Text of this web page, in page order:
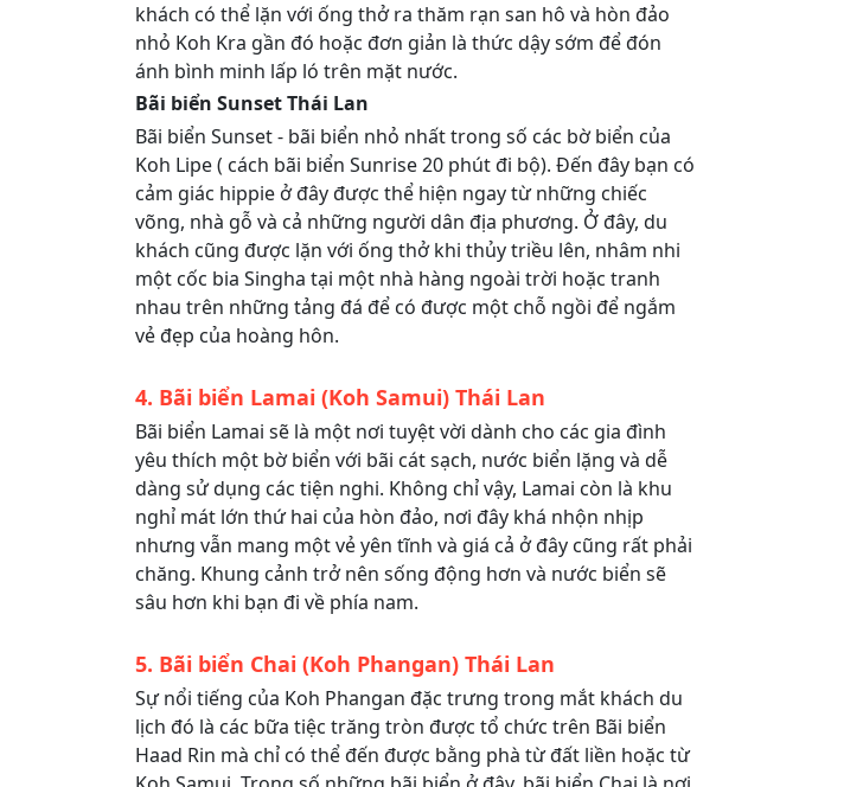
khách có thể lặn với ống thở ra thăm rạn san hô và hòn đảo
nhỏ Koh Kra gần đó hoặc đơn giản là thức dậy sớm để đón
ánh bình minh lấp ló trên mặt nước.
Bãi biển Sunset Thái Lan
Bãi biển Sunset - bãi biển nhỏ nhất trong số các bờ biển của
Koh Lipe ( cách bãi biển Sunrise 20 phút đi bộ). Đến đây bạn có
cảm giác hippie ở đây được thể hiện ngay từ những chiếc
võng, nhà gỗ và cả những người dân địa phương. Ở đây, du
khách cũng được lặn với ống thở khi thủy triều lên, nhâm nhi
một cốc bia Singha tại một nhà hàng ngoài trời hoặc tranh
nhau trên những tảng đá để có được một chỗ ngồi để ngắm
vẻ đẹp của hoàng hôn.
4. Bãi biển Lamai (Koh Samui) Thái Lan
Bãi biển Lamai sẽ là một nơi tuyệt vời dành cho các gia đình
yêu thích một bờ biển với bãi cát sạch, nước biển lặng và dễ
dàng sử dụng các tiện nghi. Không chỉ vậy, Lamai còn là khu
nghỉ mát lớn thứ hai của hòn đảo, nơi đây khá nhộn nhịp
nhưng vẫn mang một vẻ yên tĩnh và giá cả ở đây cũng rất phải
chăng. Khung cảnh trở nên sống động hơn và nước biển sẽ
sâu hơn khi bạn đi về phía nam.
5. Bãi biển Chai (Koh Phangan) Thái Lan
Sự nổi tiếng của Koh Phangan đặc trưng trong mắt khách du
lịch đó là các bữa tiệc trăng tròn được tổ chức trên Bãi biển
Haad Rin mà chỉ có thể đến được bằng phà từ đất liền hoặc từ